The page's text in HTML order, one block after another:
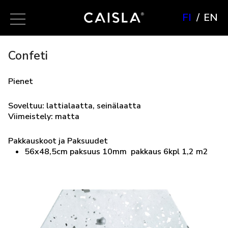
FI EN
Confeti
Pienet
Soveltuu: lattialaatta, seinälaatta
Viimeistely: matta
Pakkauskoot ja Paksuudet
56x48,5cm paksuus 10mm pakkaus 6kpl 1,2 m2